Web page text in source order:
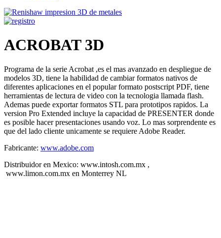
ACROBAT 3D
Programa de la serie Acrobat ,es el mas avanzado en despliegue de
modelos 3D, tiene la habilidad de cambiar formatos nativos de
diferentes aplicaciones en el popular formato postscript PDF, tiene
herramientas de lectura de video con la tecnologia llamada flash.
Ademas puede exportar formatos STL para prototipos rapidos. La
version Pro Extended incluye la capacidad de PRESENTER donde
es posible hacer presentaciones usando voz. Lo mas sorprendente es
que del lado cliente unicamente se requiere Adobe Reader.
Fabricante: www.adobe.com
Distribuidor en Mexico: www.intosh.com.mx ,
www.limon.com.mx en Monterrey NL